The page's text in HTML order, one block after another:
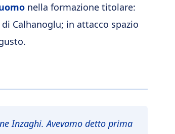
nella formazione titolare:
Calhanoglu; in attacco spazio
Inzaghi. Avevamo detto prima